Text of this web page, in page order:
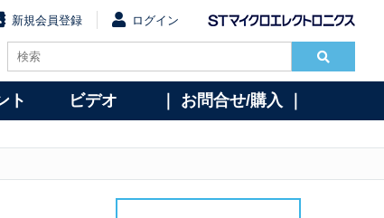
新規会員登録 ログイン
ト ビデオ ｜ お問合せ/購入 ｜